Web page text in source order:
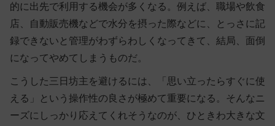
的に出先で利用する機会が多くなる。例えば、職場や飲食
店、自動販売機などで水分を摂った際などに、とっさに記
録できないと管理がわずらわしくなってきて、結局、面倒
になってやめてしまうものだ。
こうした三日坊主を避けるには、「思い立ったらすぐに使
える」という操作性の良さが極めて重要になる。そんなニ
ーズにしっかり応えてくれそうなのが、ひときわ大きな文